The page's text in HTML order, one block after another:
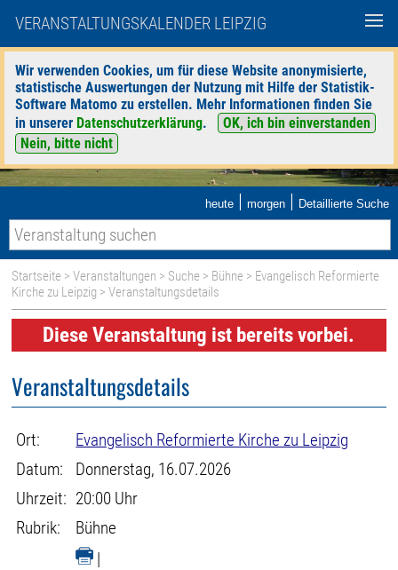
VERANSTALTUNGSKALENDER LEIPZIG
Wir verwenden Cookies, um für diese Website anonymisierte,
statistische Auswertungen der Nutzung mit Hilfe der Statistik-
Software Matomo zu erstellen. Mehr Informationen finden Sie
in unserer Datenschutzerklärung.
OK, ich bin einverstanden
Nein, bitte nicht
heute | morgen | Detaillierte Suche
Startseite >Veranstaltungen > Suche > Bühne > Evangelisch Reformierte
Kirche zu Leipzig > Veranstaltungsdetails
Diese Veranstaltung ist bereits vorbei.
Veranstaltungsdetails
Ort:
Evangelisch Reformierte Kirche zu Leipzig
Datum:
Donnerstag, 16.07.2026
Uhrzeit: 20:00 Uhr
Rubrik:
Bühne
|